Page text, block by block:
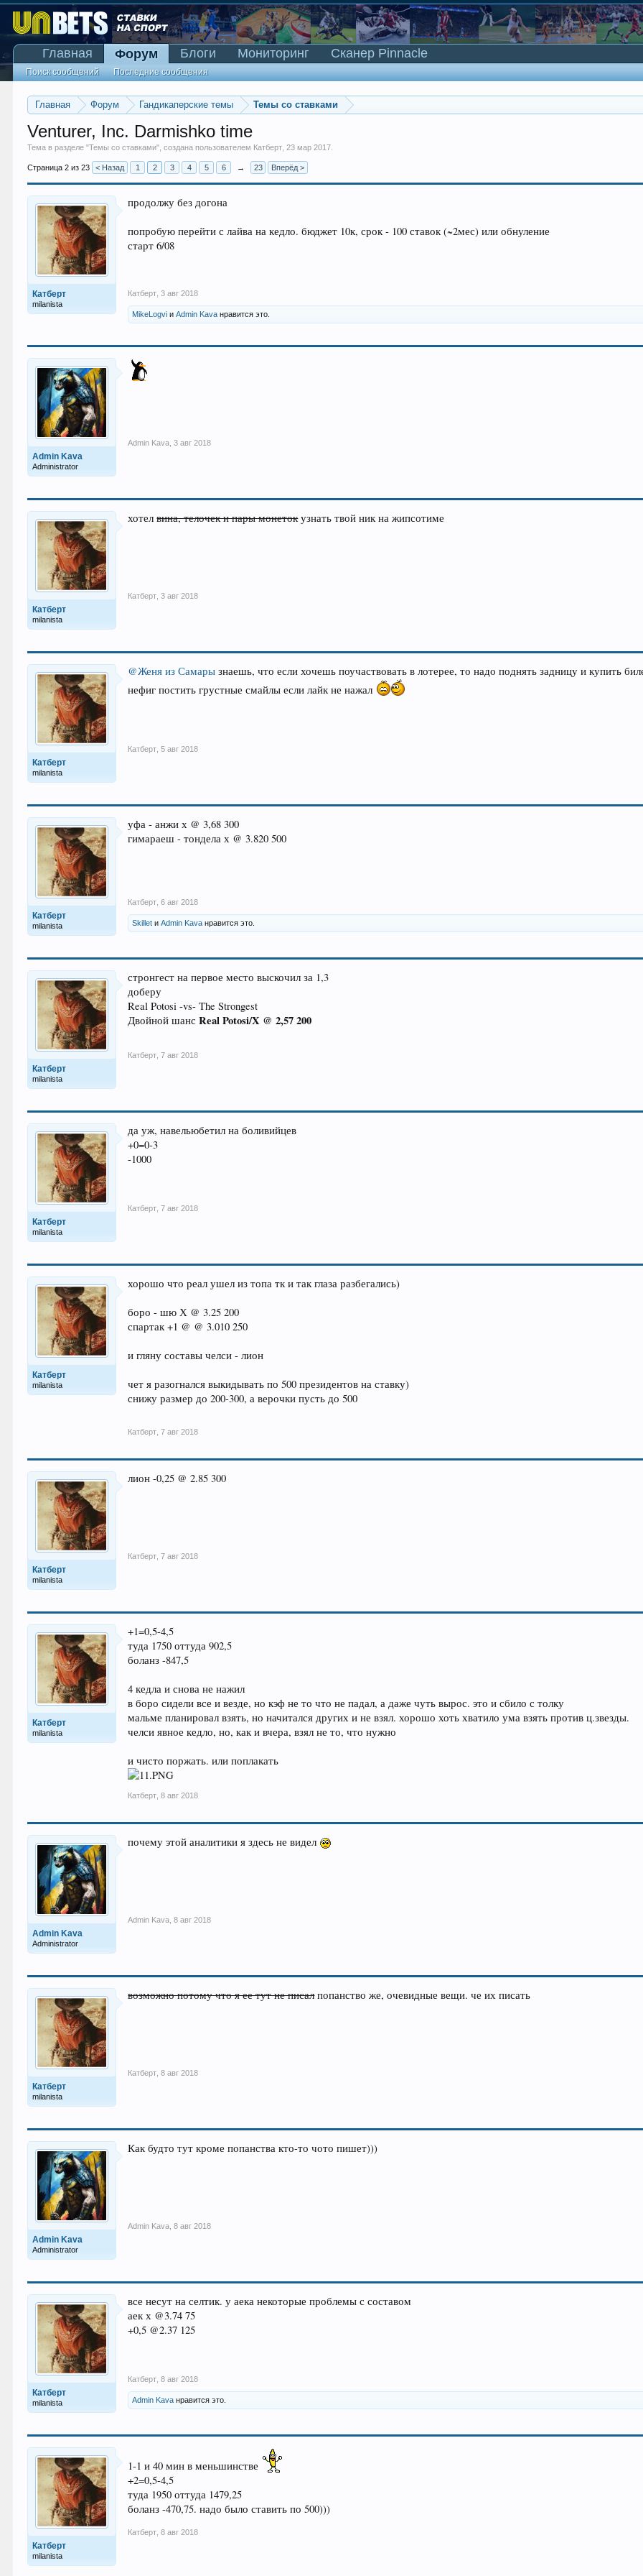
Главная Форум Гандикаперские темы Темы со ставками
Venturer, Inc. Darmishko time
Тема в разделе "Темы со ставками", создана пользователем Катберт ,23 мар 2017
Страница 2 из 23 < Назад 1 2 3 4 5 6 → 23 Вперёд >
Катберт
milanista
продолжу без догона
попробую перейти с лайва на кедло. бюджет 10к, срок - 100 ставок (~2мес) или обнуление
старт 6/08
Катберт 3 авг 2018
MikeLogvi иAdmin Kava нравится это.
Admin Kava
Administrator
Admin Kava 3 авг 2018
Катберт
milanista
хотелвина, телочек и пары монетокузнать твой ник на жипсотиме
Катберт 3 авг 2018
Катберт
milanista
@Женя из Самары знаешь, что если хочешь поучаствовать в лотерее, то надо поднять задницу и купить
нефиг постить грустные смайлы если лайк не нажал
Катберт 5 авг 2018
Катберт
milanista
уфа - анжи х @ 3,68 300
гимараеш - тондела х @ 3.820 500
Катберт 6 авг 2018
Skillet иAdmin Kava нравится это.
Катберт
milanista
стронгест на первое место выскочил за 1,3
доберу
Real Potosi -vs- The Strongest
Двойной шанс Real Potosi/X @ 2,57 200
Катберт 7 авг 2018
Катберт
milanista
да уж, навельюбетил на боливийцев
+0=0-3
-1000
Катберт 7 авг 2018
Катберт
milanista
хорошо что реал ушел из топа тк и так глаза разбегались)
боро - шю Х @ 3.25 200
спартак +1 @ @ 3.010 250
и гляну составы челси - лион
чет я разогнался выкидывать по 500 президентов на ставку)
снижу размер до 200-300, а верочки пусть до 500
Катберт 7 авг 2018
Катберт
milanista
лион -0,25 @ 2.85 300
Катберт 7 авг 2018
Катберт
milanista
+1=0,5-4,5
туда 1750 оттуда 902,5
боланз -847,5
4 кедла и снова не нажил
в боро сидели все и везде, но кэф не то что не падал, а даже чуть вырос. это и сбило с толку
мальме планировал взять, но начитался других и не взял. хорошо хоть хватило ума взять против ц.звезды.
челси явное кедло, но, как и вчера, взял не то, что нужно
и чисто поржать. или поплакать
Катберт 8 авг 2018
Admin Kava
Administrator
почему этой аналитики я здесь не видел
Admin Kava 8 авг 2018
Катберт
milanista
возможно потому что я ее тут не писалпопанство же, очевидные вещи. че их писать
Катберт 8 авг 2018
Admin Kava
Administrator
Как будто тут кроме попанства кто-то чото пишет)))
Admin Kava 8 авг 2018
Катберт
milanista
все несут на селтик. у аека некоторые проблемы с составом
аек х @3.74 75
+0,5 @2.37 125
Катберт 8 авг 2018
Admin Kava нравится это.
Катберт
milanista
1-1 и 40 мин в меньшинстве
+2=0,5-4,5
туда 1950 оттуда 1479,25
боланз -470,75. надо было ставить по 500)))
Катберт 8 авг 2018
Главная Форум
Поиск сообщений Последние сообщения
Блоги Мониторинг Сканер Pinnacle